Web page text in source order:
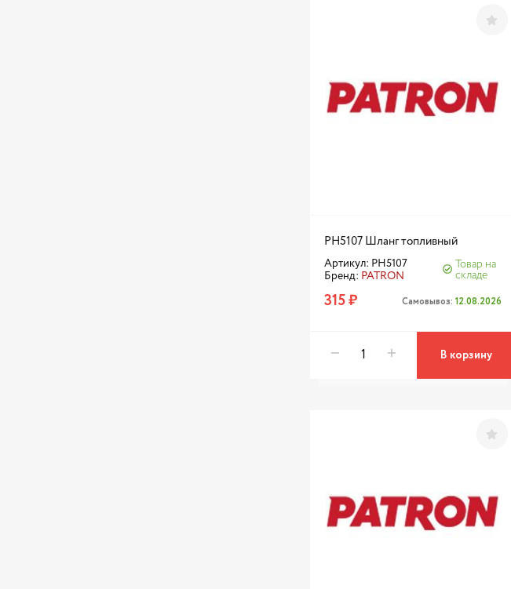
PH5107 Шланг топливный
Артикул: PH5107
Бренд: PATRON
Товар на
складе
315 ₽ Самовывоз: 12.08.2026
В корзину